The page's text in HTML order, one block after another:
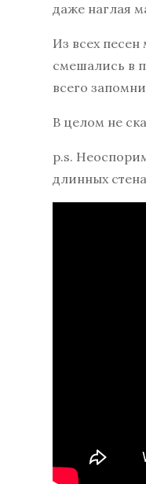
даже наглая
Из всех
смешались в
всего
В целом не
p.s.
длинных